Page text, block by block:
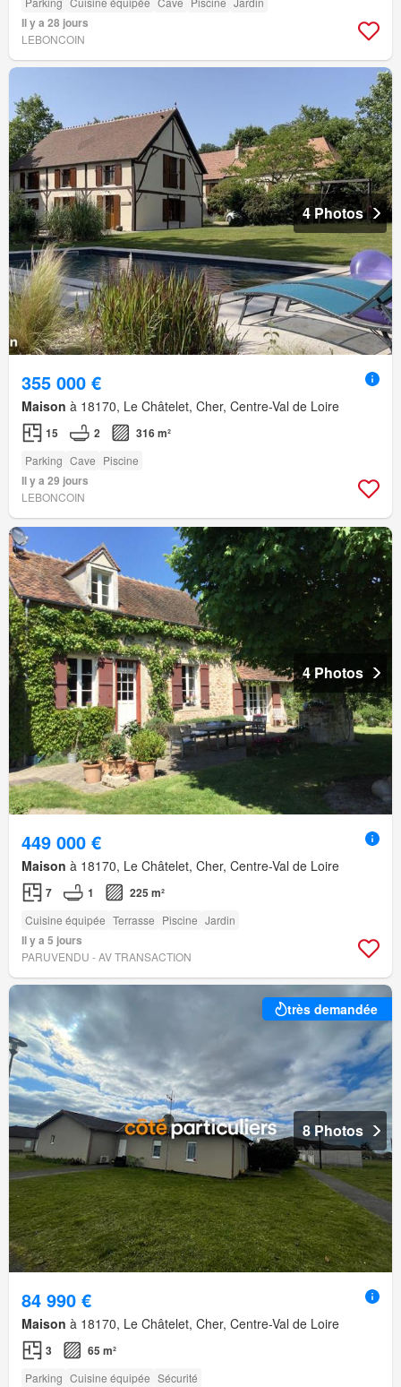
Il y a 28 jours
LEBONCOIN
4 Photos
355 000 €
Maison à 18170, Le Châtelet, Cher, Centre-Val de Loire
15 2 316 m²
Parking Cave Piscine
Il y a 29 jours
LEBONCOIN
4 Photos
449 000 €
Maison à 18170, Le Châtelet, Cher, Centre-Val de Loire
7 1 225 m²
Cuisine équipée Terrasse Piscine Jardin
Il y a 5 jours
PARUVENDU - AV TRANSACTION
très demandée
8 Photos
84 990 €
Maison à 18170, Le Châtelet, Cher, Centre-Val de Loire
3 65 m²
Parking Cuisine équipée Sécurité